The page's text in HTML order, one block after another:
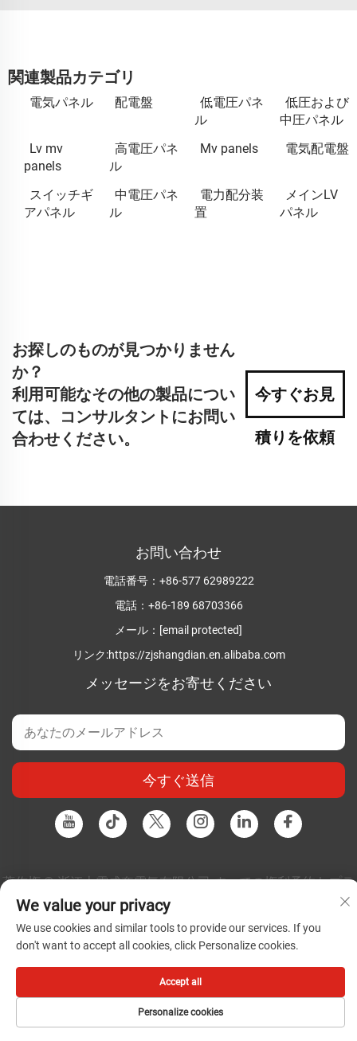
関連製品カテゴリ
電気パネル 配電盤
低電圧パネ
ル
低圧および
中圧パネル
Lv mv
panels
高電圧パネ
ル
Mv panels 電気配電盤
スイッチギ
アパネル
中電圧パネ
ル
電力配分装
置
メインLV
パネル
お探しのものが見つかりません
か？
利用可能なその他の製品につい
ては、コンサルタントにお問い
合わせください。
今すぐお見
積りを依頼
お問い合わせ
電話番号： +86-577 62989222
電話： +86-189 68703366
メール： [email protected]
リンク:https://zjshangdian.en.alibaba.com
メッセージをお寄せください
今すぐ送信
著作権 © 浙江上電成套電気有限公司 すべての権利予約 | プラ
イバシーポリシー
We value your privacy
We use cookies and similar tools to provide our services. If you
don't want to accept all cookies, click Personalize cookies.
Personalize cookies
Accept all